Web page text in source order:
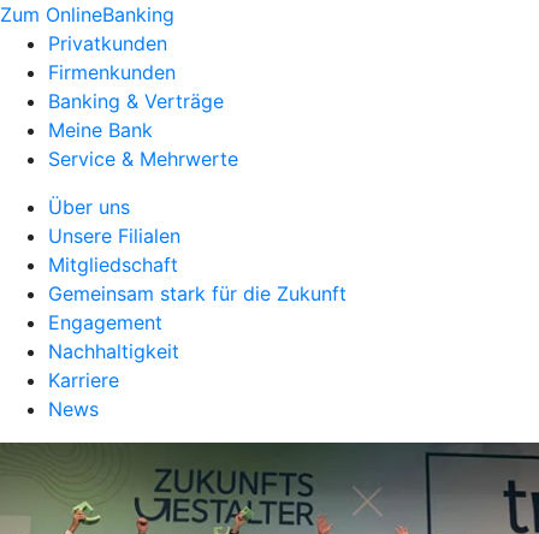
Zum OnlineBanking
Privatkunden
Firmenkunden
Banking & Verträge
Meine Bank
Service & Mehrwerte
Über uns
Unsere Filialen
Mitgliedschaft
Gemeinsam stark für die Zukunft
Engagement
Nachhaltigkeit
Karriere
News